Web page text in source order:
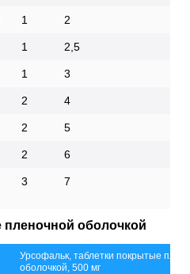
1 2
1 2,5
1 3
2 4
2 5
2 6
3 7
оболочкой
Урсофальк, таблетки покрытые
оболочкой, 500 мг